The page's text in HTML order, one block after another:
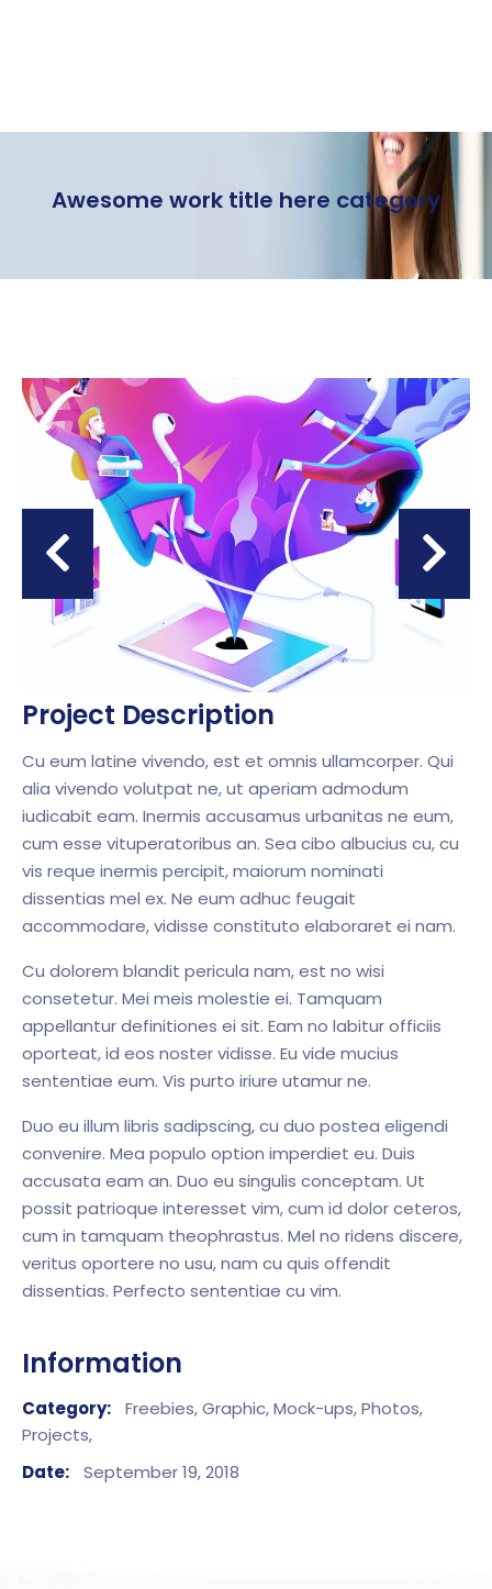
Awesome work title here category
Project Description
Cu eum latine vivendo, est et omnis ullamcorper. Qui
alia vivendo volutpat ne, ut aperiam admodum
iudicabit eam. Inermis accusamus urbanitas ne eum,
cum esse vituperatoribus an. Sea cibo albucius cu, cu
vis reque inermis percipit, maiorum nominati
dissentias mel ex. Ne eum adhuc feugait
accommodare, vidisse constituto elaboraret ei nam.
Cu dolorem blandit pericula nam, est no wisi
consetetur. Mei meis molestie ei. Tamquam
appellantur definitiones ei sit. Eam no labitur officiis
oporteat, id eos noster vidisse. Eu vide mucius
sententiae eum. Vis purto iriure utamur ne.
Duo eu illum libris sadipscing, cu duo postea eligendi
convenire. Mea populo option imperdiet eu. Duis
accusata eam an. Duo eu singulis conceptam. Ut
possit patrioque interesset vim, cum id dolor ceteros,
cum in tamquam theophrastus. Mel no ridens discere,
veritus oportere no usu, nam cu quis offendit
dissentias. Perfecto sententiae cu vim.
Information
Category: Freebies,Graphic,Mock-ups,Photos,
Projects,
Date:
September 19, 2018